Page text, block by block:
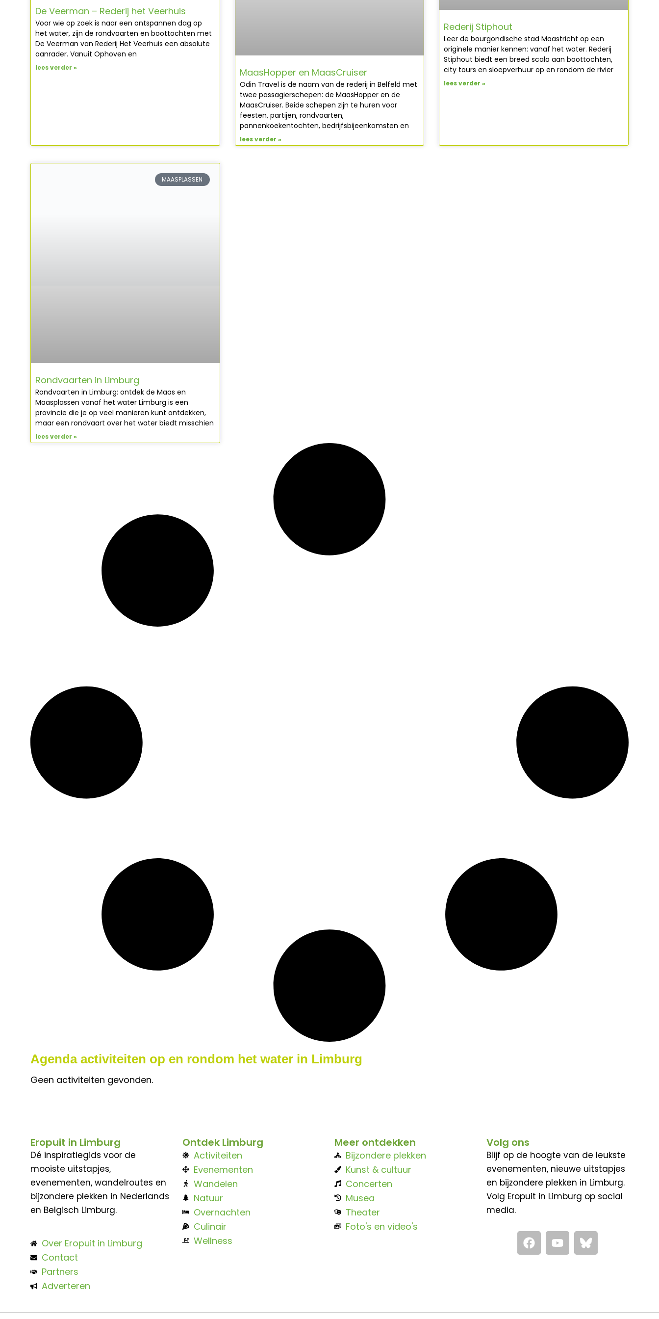
De Veerman – Rederij het Veerhuis
Voor wie op zoek is naar een ontspannen dag op
het water, zijn de rondvaarten en boottochten met
De Veerman van Rederij Het Veerhuis een absolute
aanrader. Vanuit Ophoven en
lees verder » MaasHopper en MaasCruiser
Odin Travel is de naam van de rederij in Belfeld met
twee passagierschepen: de MaasHopper en de
MaasCruiser. Beide schepen zijn te huren voor
feesten, partijen, rondvaarten,
pannenkoekentochten, bedrijfsbijeenkomsten en
lees verder »
Rederij Stiphout
Leer de bourgondische stad Maastricht op een
originele manier kennen: vanaf het water. Rederij
Stiphout biedt een breed scala aan boottochten,
city tours en sloepverhuur op en rondom de rivier
lees verder »
MAASPLASSEN
Rondvaarten in Limburg
Rondvaarten in Limburg: ontdek de Maas en
Maasplassen vanaf het water Limburg is een
provincie die je op veel manieren kunt ontdekken,
maar een rondvaart over het water biedt misschien
lees verder »
Agenda activiteiten op en rondom het water in Limburg
Geen activiteiten gevonden.
Eropuit in Limburg
Dé inspiratiegids voor de
mooiste uitstapjes,
evenementen, wandelroutes en
bijzondere plekken in Nederlands
en Belgisch Limburg.
Over Eropuit in Limburg
Contact
Partners
Adverteren
Ontdek Limburg
Activiteiten
Evenementen
Wandelen
Natuur
Overnachten
Culinair
Wellness
Meer ontdekken
Bijzondere plekken
Kunst & cultuur
Concerten
Musea
Theater
Foto's en video's
Volg ons
Blijf op de hoogte van de leukste
evenementen, nieuwe uitstapjes
en bijzondere plekken in Limburg.
Volg Eropuit in Limburg op social
media.
F
a
c
Y
o
u